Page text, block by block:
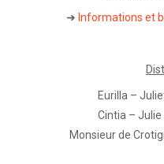
➜ Informations et
Eurilla –
Cintia – Julie
Monsieur de